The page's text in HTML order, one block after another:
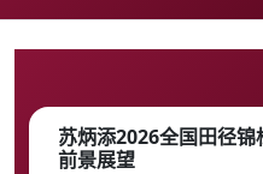
苏炳添2026全国田径
前景展望